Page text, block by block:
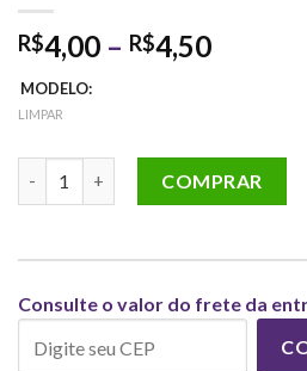
R$4,00 – R$4,50Faixa
através
R$4,50
MODELO:
LIMPAR
COMPRAR
Consulte o valor do frete da